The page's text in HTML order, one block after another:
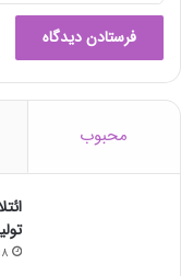
ا
محبوب
18